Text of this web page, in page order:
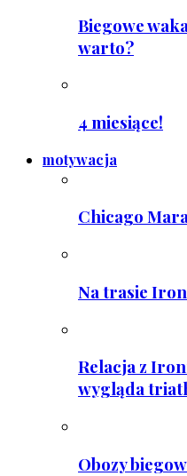
Biegowe
warto?
4 miesiące!
motywacja
Chicago
Na trasie
Relacja z
wygląda
Obozy